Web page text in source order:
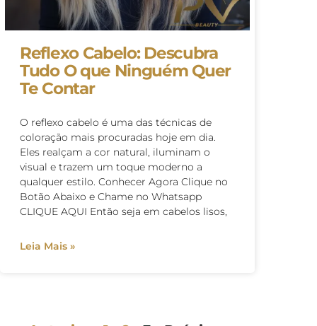
Reflexo Cabelo: Descubra
Tudo O que Ninguém Quer
Te Contar
O reflexo cabelo é uma das técnicas de
coloração mais procuradas hoje em dia.
Eles realçam a cor natural, iluminam o
visual e trazem um toque moderno a
qualquer estilo. Conhecer Agora Clique no
Botão Abaixo e Chame no Whatsapp
CLIQUE AQUI Então seja em cabelos lisos,
Leia Mais »